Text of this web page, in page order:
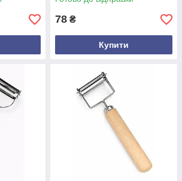
пластиковою ручкою
78 ₴
Купити